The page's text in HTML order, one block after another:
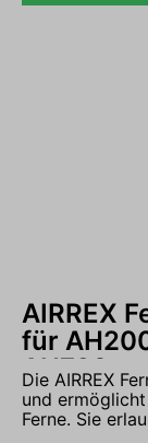
AIRREX
für
AH720
Die AIRREX
und
Ferne. Sie